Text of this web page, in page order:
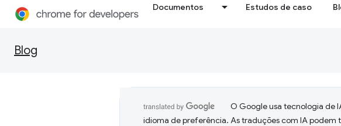
Documentos Estudos de caso
Blog
O Google usa tecnologia de
idioma de preferência. As traduções com IA podem